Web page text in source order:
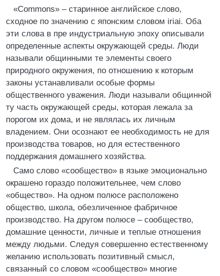
«Commons» – старинное английское слово,
сходное по значению с японским словом iriai. Оба
эти слова в пре индустриальную эпоху описывали
определенные аспекты окружающей среды. Люди
называли общинными те элементы своего
природного окружения, по отношению к которым
законы устанавливали особые формы
общественного уважения. Люди называли общинной
ту часть окружающей среды, которая лежала за
порогом их дома, и не являлась их личным
владением. Они осознают ее необходимость не для
производства товаров, но для естественного
поддержания домашнего хозяйства.
Само слово «сообщество» в языке эмоционально
окрашено гораздо положительнее, чем слово
«общество». На одном полюсе расположено
общество, школа, обезличенное фабричное
производство. На другом полюсе – сообщество,
домашние ценности, личные и теплые отношения
между людьми. Следуя совершенно естественному
желанию использовать позитивный смысл,
связанный со словом «сообщество» многие